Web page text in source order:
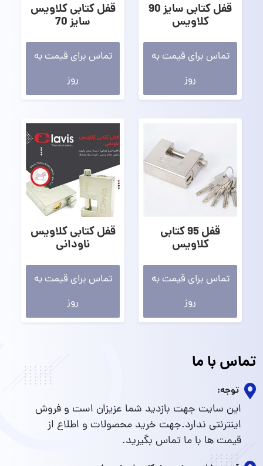
قفل کتابی سایز 90
کلاویس
تماس برای قیمت به
روز
قفل کتابی کلاویس
سایز 70
تماس برای قیمت به
روز
قفل 95 کتابی
کلاویس
تماس برای قیمت به
روز
قفل کتابی کلاویس
ناودانی
تماس برای قیمت به
روز
تماس با ما
توجه:
این سایت جهت بازدید شما عزیزان است و فروش
اینترنتی ندارد.جهت خرید محصولات و اطلاع از
قیمت ها با ما تماس بگیرید.